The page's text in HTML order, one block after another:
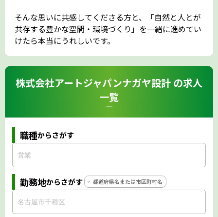
そんな思いに共感してくださる方と、「自然と人とが
共存する豊かな空間・環境づくり」を一緒に進めてい
けたら本当にうれしいです。
株式会社アートジャパンナガヤ設計 の求人
一覧
CAREERS
職種からさがす
勤務地からさがす 都道府県名または市区町村名